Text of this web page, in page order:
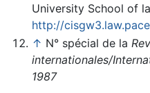
University School of
http://
↑ N° spécial de la
internationales/
1987